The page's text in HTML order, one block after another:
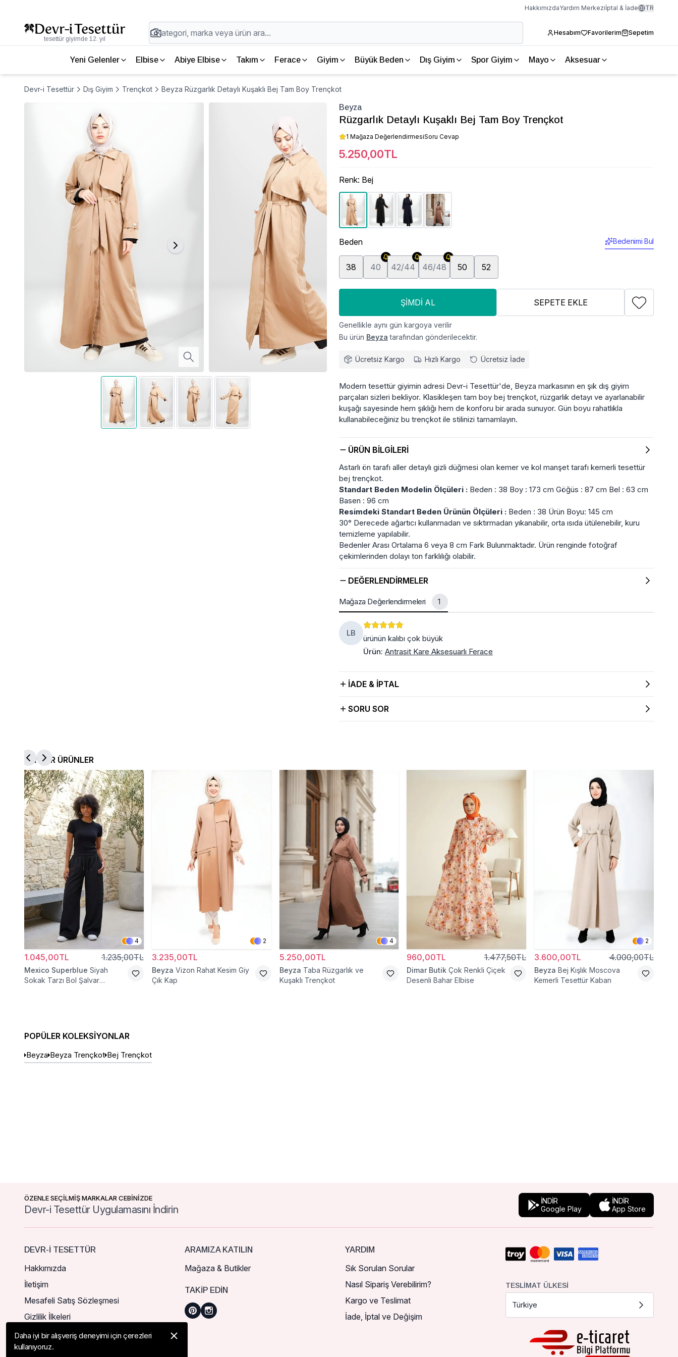
HakkımızdaYardım Merkeziİptal & İade TR
tesettür giyimde 12. yıl
Hesabım Favorilerim Sepetim
Yeni Gelenler Elbise Abiye Elbise Takım Ferace Giyim Büyük Beden Dış Giyim Spor Giyim Mayo Aksesuar
Devr-i Tesettür Dış Giyim Trençkot Beyza Rüzgarlık Detaylı Kuşaklı Bej Tam Boy Trençkot
Beyza
Rüzgarlık Detaylı Kuşaklı Bej Tam Boy Trençkot
1 Mağaza DeğerlendirmesiSoru Cevap
5.250,00TL
Renk: Bej
Beden Bedenimi Bul
38 40 42/44 46/48 50 52
ŞIMDI AL SEPETE EKLE
Genellikle aynı gün kargoya verilir
Bu ürün Beyza tarafından gönderilecektir.
Ücretsiz Kargo Hızlı Kargo Ücretsiz İade
Modern tesettür giyimin adresi Devr-i Tesettür'de, Beyza markasının en şık dış giyim
parçaları sizleri bekliyor. Klasikleşen tam boy bej trençkot, rüzgarlık detayı ve ayarlanabilir
kuşağı sayesinde hem şıklığı hem de konforu bir arada sunuyor. Gün boyu rahatlıkla
kullanabileceğiniz bu trençkot ile stilinizi tamamlayın.
ÜRÜN BILGILERI
Astarlı ön tarafı aller detaylı gizli düğmesi olan kemer ve kol manşet tarafı kemerli tesettür
bej trençkot.
Standart Beden Modelin Ölçüleri : Beden : 38 Boy : 173 cm Göğüs : 87 cm Bel : 63 cm
Basen : 96 cm
Resimdeki Standart Beden Ürünün Ölçüleri : Beden : 38 Ürün Boyu: 145 cm
30° Derecede ağartıcı kullanmadan ve sıktırmadan yıkanabilir, orta ısıda ütülenebilir, kuru
temizleme yapılabilir.
Bedenler Arası Ortalama 6 veya 8 cm Fark Bulunmaktadır. Ürün renginde fotoğraf
çekimlerinden dolayı ton farklılığı olabilir.
DEĞERLENDIRMELER
Mağaza Değerlendirmeleri 1
LB
ürünün kalıbı çok büyük
Ürün: Antrasit Kare Aksesuarlı Ferace
İADE & İPTAL
SORU SOR
BENZER ÜRÜNLER
4
1.045,00TL 1.235,00TL
Mexico Superblue Siyah
Sokak Tarzı Bol Şalvar
2
3.235,00TL
Beyza Vizon Rahat Kesim Giy
Çık Kap
4
5.250,00TL
Beyza Taba Rüzgarlık ve
Kuşaklı Trençkot
960,00TL 1.477,50TL
Dimar Butik Çok Renkli Çiçek
Desenli Bahar Elbise
2
3.600,00TL 4.000,00TL
Beyza Bej Kışlık Moscova
Kemerli Tesettür Kaban
POPÜLER KOLEKSIYONLAR
Beyza Beyza Trençkot Bej Trençkot
ÖZENLE SEÇİLMİŞ MARKALAR CEBİNİZDE
Devr-i Tesettür Uygulamasını İndirin
İNDİR
Google Play
İNDİR
App Store
DEVR-I TESETTÜR
Hakkımızda
İletişim
Mesafeli Satış Sözleşmesi
Gizlilik İlkeleri
ARAMIZA KATILIN
Mağaza & Butikler
TAKIP EDIN
YARDIM
Sık Sorulan Sorular
Nasıl Sipariş Verebilirim?
Kargo ve Teslimat
İade, İptal ve Değişim
TESLIMAT ÜLKESI
Türkiye
Daha iyi bir alışveriş deneyimi için çerezleri
kullanıyoruz.